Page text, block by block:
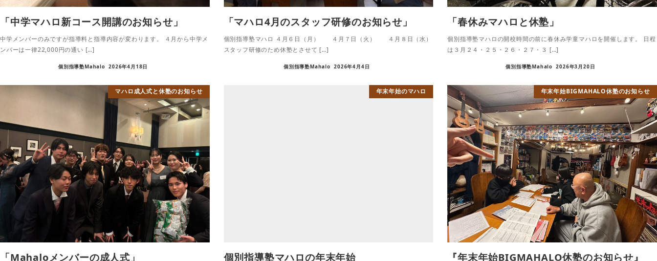
「中学マハロ新コース開講のお知らせ」
中学メンバーのみですが指導料と指導内容が変わります。 ４月から中学メ
ンバーは一律22,000円の通い […]
個別指導塾Mahalo 2026年4月18日
「マハロ4月のスタッフ研修のお知らせ」
個別指導塾マハロ ４月６日（月） ４月７日（火） ４月８日（水）
スタッフ研修のため休塾とさせて […]
個別指導塾Mahalo 2026年4月4日
「春休みマハロと休塾」
個別指導塾マハロの開校時間の前に春休み学童マハロを開催します。 日程
は３月２４・２５・２６・２７・３ […]
個別指導塾Mahalo 2026年3月20日
マハロ成人式と休塾のお知らせ
「Mahaloメンバーの成人式」
年末年始のマハロ
個別指導塾マハロの年末年始
年末年始BIGMAHALO休塾のお知らせ
『年末年始BIGMAHALO休塾のお知らせ』